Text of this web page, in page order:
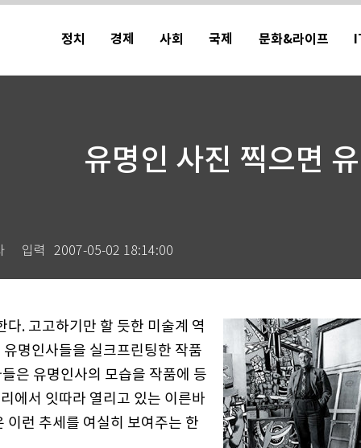
정치 경제 사회 국제 문화&라이프
유명인 사진 찍으면
입력 2007-05-02 18:14:00
. 고고하기만 할 듯한 미술계 역
명인사들을 실크프린팅한 작품
은 유명인사의 모습을 작품에 등
에서 잇따라 열리고 있는 이른바
이런 추세를 여실히 보여주는 한